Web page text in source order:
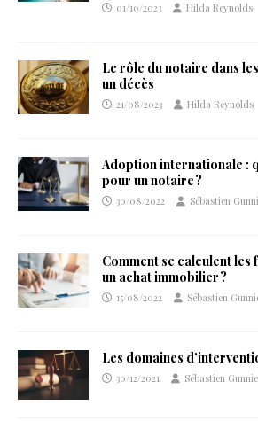
01/10/2023 Hilda Reynolds
Le rôle du notaire dans
un décès
21/08/2023 Hilda Reynolds
Adoption internationale :
pour un notaire ?
30/08/2022 Sébastien
Comment se calculent
un achat immobilier ?
15/08/2022 Sébastien
Les domaines
30/12/2021 Sébastien